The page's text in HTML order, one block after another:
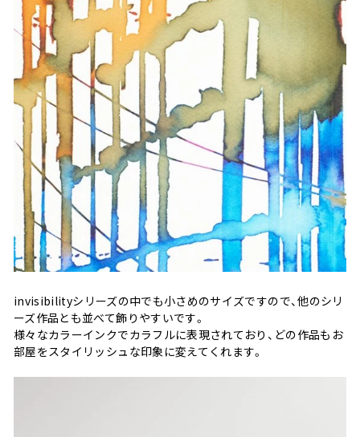
invisibilityシリーズの中でも小さめのサイズですので、他のシリ
ーズ作品とも並べて飾りやすいです。
様々なカラーインクでカラフルに表現されており、どの作品もお
部屋をスタイリッシュな印象に変えてくれます。